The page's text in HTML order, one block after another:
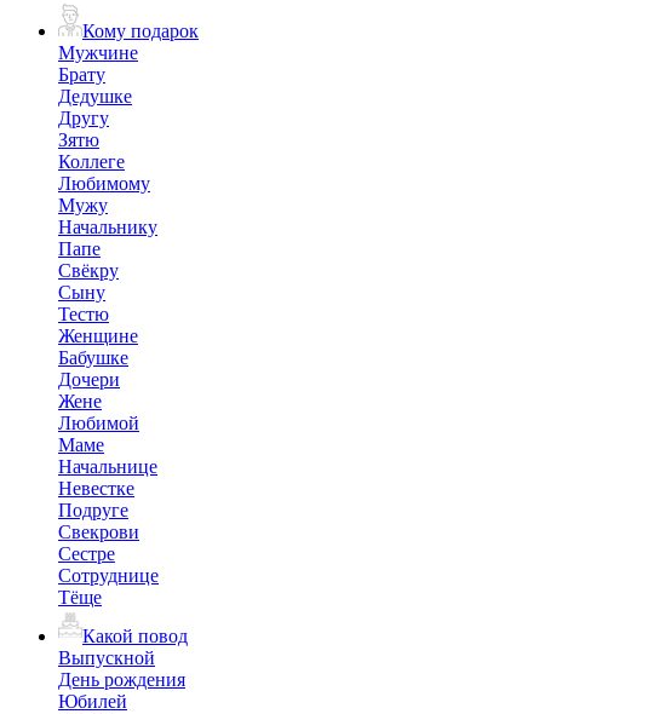
Кому подарок
Мужчине
Брату
Дедушке
Другу
Зятю
Коллеге
Любимому
Мужу
Начальнику
Папе
Свёкру
Сыну
Тестю
Женщине
Бабушке
Дочери
Жене
Любимой
Маме
Начальнице
Невестке
Подруге
Свекрови
Сестре
Сотруднице
Тёще
Какой повод
Выпускной
День рождения
Юбилей